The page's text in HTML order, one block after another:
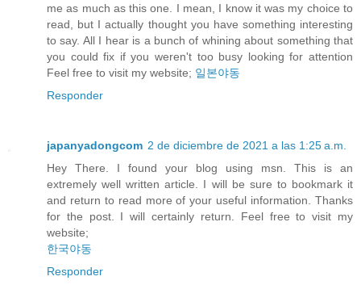
me as much as this one. I mean, I know it was my choice to
read, but I actually thought you have something interesting
to say. All I hear is a bunch of whining about something that
you could fix if you weren't too busy looking for attention
Feel free to visit my website; 일본야동
Responder
japanyadongcom 2 de diciembre de 2021 a las 1:25 a.m.
Hey There. I found your blog using msn. This is an
extremely well written article. I will be sure to bookmark it
and return to read more of your useful information. Thanks
for the post. I will certainly return. Feel free to visit my
website;
한국야동
Responder